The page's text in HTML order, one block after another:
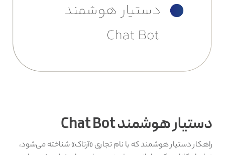
دستیار هوشمند Chat Bot
راهکار دستیار هوشمند که با نام تجاری «آرتاک» شناخته می‌شود،